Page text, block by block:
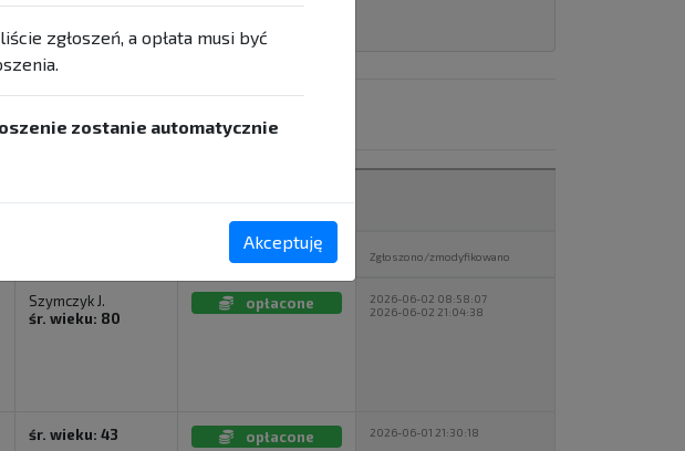
Płatność Zgłoszono/zmodyfikowano
Szymczyk J.
śr. wieku: 80
opłacone
2026-06-02 08:58:07
2026-06-02 21:04:38
śr. wieku: 43 opłacone 2026-06-01 21:30:18
zgłoszeń, a opłata musi być
zostanie automatycznie
Akceptuję